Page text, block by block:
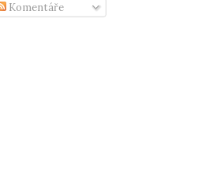
Komentáře